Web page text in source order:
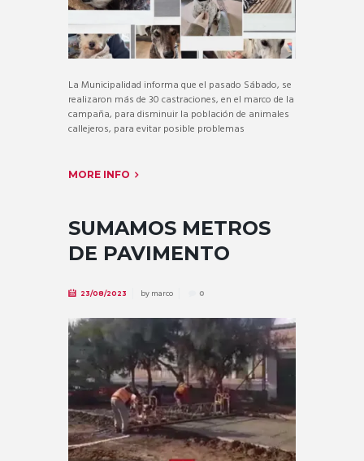
La Municipalidad informa que el pasado Sábado, se
realizaron más de 30 castraciones, en el marco de la
campaña, para disminuir la población de animales
callejeros, para evitar posible problemas
MORE INFO
SUMAMOS METROS
DE PAVIMENTO
23/08/2023 bymarco 0